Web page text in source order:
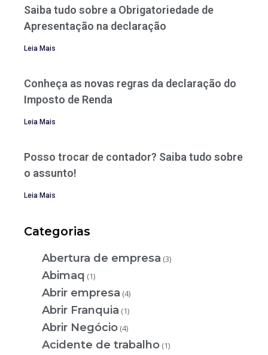
Saiba tudo sobre a Obrigatoriedade de
Apresentação na declaração
Leia Mais
Conheça as novas regras da declaração do
Imposto de Renda
Leia Mais
Posso trocar de contador? Saiba tudo sobre
o assunto!
Leia Mais
Categorias
Abertura de empresa (3)
Abimaq (1)
Abrir empresa (4)
Abrir Franquia (1)
Abrir Negócio (4)
Acidente de trabalho (1)